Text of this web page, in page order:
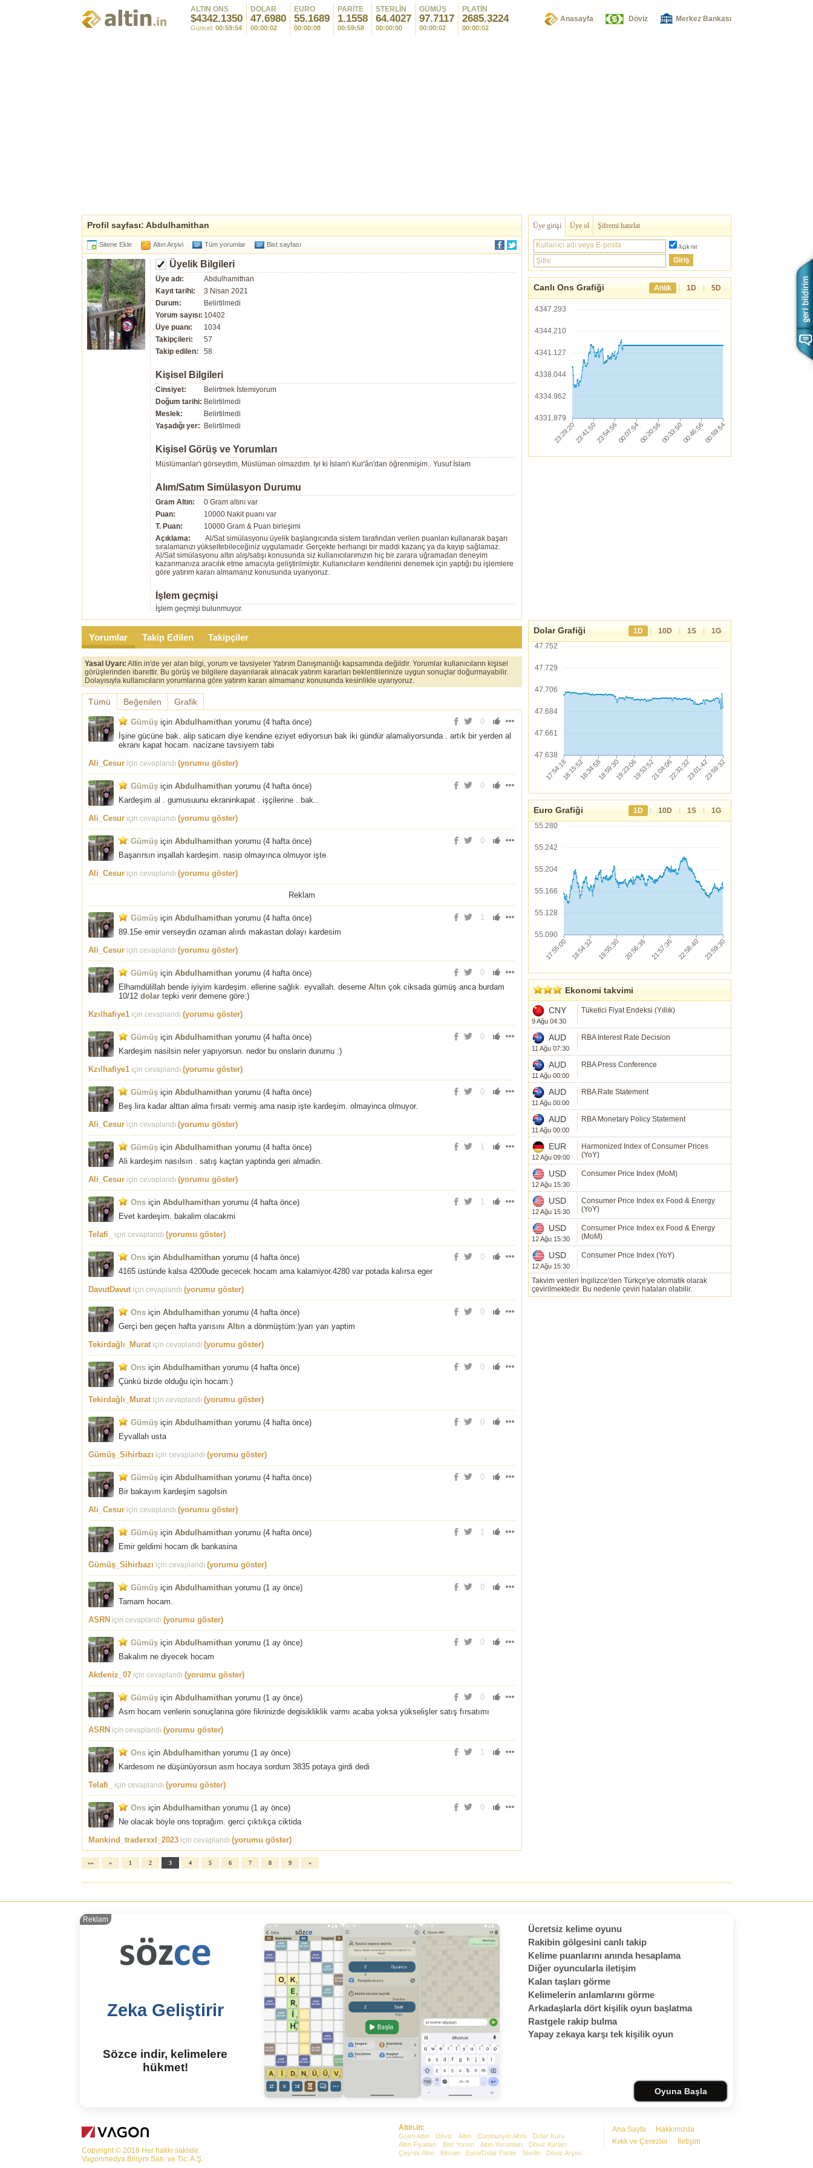
ALTIN ONS
$4342.1350
Güncel: 00:59:54
DOLAR
47.6980
00:00:02
EURO
55.1689
00:00:08
PARİTE
1.1558
00:59:58
STERLİN
64.4027
00:00:00
GÜMÜŞ
97.7117
00:00:02
PLATİN
2685.3224
00:00:02
Anasayfa Döviz Merkez Bankası
Profil sayfası: Abdulhamithan
Sitene Ekle Altın Arşivi Tüm yorumlar Bist sayfası
Üyelik Bilgileri
Üye adı:
Abdulhamithan
Kayıt tarihi:
3 Nisan 2021
Durum:
Belirtilmedi
Yorum sayısı: 10402
Üye puanı:
1034
Takipçileri:
57
Takip edilen:
58
Kişisel Bilgileri
Cinsiyet:
Belirtmek İstemiyorum
Doğum tarihi: Belirtilmedi
Meslek:
Belirtilmedi
Yaşadığı yer:
Belirtilmedi
Kişisel Görüş ve Yorumları
Müslümanlar'ı görseydim, Müslüman olmazdım. Iyi ki İslam'ı Kur'ân'dan öğrenmişim.. Yusuf İslam
Alım/Satım Simülasyon Durumu
Gram Altın:
0 Gram altını var
Puan:
10000 Nakit puanı var
T. Puan:
10000 Gram & Puan birleşimi
Açıklama:
Al/Sat simülasyonu üyelik başlangıcında sistem tarafından verilen puanları kullanarak başarı
sıralamanızı yükseltebileceğiniz uygulamadır. Gerçekte herhangi bir maddi kazanç ya da kayıp sağlamaz.
Al/Sat simülasyonu altın alış/satışı konusunda siz kullanıcılarımızın hiç bir zarara uğramadan deneyim
kazanmanıza aracılık etme amacıyla geliştirilmiştir. Kullanıcıların kendilerini denemek için yaptığı bu işlemlere
göre yatırım kararı almamanız konusunda uyarıyoruz.
İşlem geçmişi
İşlem geçmişi bulunmuyor.
Yorumlar Takip Edilen Takipçiler
Yasal Uyarı: Altin.in'de yer alan bilgi, yorum ve tavsiyeler Yatırım Danışmanlığı kapsamında değildir. Yorumlar kullanıcıların kişisel
görüşlerinden ibarettir. Bu görüş ve bilgilere dayanılarak alınacak yatırım kararları beklentilerinize uygun sonuçlar doğurmayabilir.
Dolayısıyla kullanıcıların yorumlarına göre yatırım kararı almamanız konusunda kesinlikle uyarıyoruz.
Tümü Beğenilen Grafik
0
Gümüş için Abdulhamithan yorumu (4 hafta önce)
İşine gücüne bak. alip saticam diye kendine eziyet ediyorsun bak iki gündür alamaliyorsunda . artık bir yerden al
ekranı kapat hocam. nacizane tavsiyem tabi
Ali_Cesur için cevaplandı (yorumu göster)
0
Gümüş için Abdulhamithan yorumu (4 hafta önce)
Kardeşim al . gumusuunu ekraninkapat . işçilerine . bak..
Ali_Cesur için cevaplandı (yorumu göster)
0
Gümüş için Abdulhamithan yorumu (4 hafta önce)
Başarırsın inşallah kardeşim. nasip olmayınca olmuyor işte
Ali_Cesur için cevaplandı (yorumu göster)
Reklam
1
Gümüş için Abdulhamithan yorumu (4 hafta önce)
89.15e emir verseydin ozaman alırdı makastan dolayı kardesim
Ali_Cesur için cevaplandı (yorumu göster)
0
Gümüş için Abdulhamithan yorumu (4 hafta önce)
Elhamdülillah bende iyiyim kardeşim. ellerine sağlık. eyvallah. deseme Altın çok ciksada gümüş anca burdam
10/12 dolar tepki verir demene göre:)
Kzılhafiye1 için cevaplandı (yorumu göster)
0
Gümüş için Abdulhamithan yorumu (4 hafta önce)
Kardeşim nasilsin neler yapıyorsun. nedor bu onslarin durumu :)
Kzılhafiye1 için cevaplandı (yorumu göster)
0
Gümüş için Abdulhamithan yorumu (4 hafta önce)
Beş lira kadar alttan alma fırsatı vermiş ama nasip işte kardeşim. olmayinca olmuyor.
Ali_Cesur için cevaplandı (yorumu göster)
1
Gümüş için Abdulhamithan yorumu (4 hafta önce)
Ali kardeşim nasılsın . satış kaçtan yaptinda geri almadin.
Ali_Cesur için cevaplandı (yorumu göster)
1
Ons için Abdulhamithan yorumu (4 hafta önce)
Evet kardeşim. bakalim olacakmi
Telafi_
için cevaplandı (yorumu göster)
0
Ons için Abdulhamithan yorumu (4 hafta önce)
4165 üstünde kalsa 4200ude gececek hocam ama kalamiyor.4280 var potada kalırsa eger
DavutDavutiçin cevaplandı (yorumu göster)
0
Ons için Abdulhamithan yorumu (4 hafta önce)
Gerçi ben geçen hafta yarısını Altın a dönmüştüm:)yarı yarı yaptim
Tekirdağlı_Muratiçin cevaplandı (yorumu göster)
0
Ons için Abdulhamithan yorumu (4 hafta önce)
Çünkü bizde olduğu için hocam:)
Tekirdağlı_Muratiçin cevaplandı (yorumu göster)
0
Gümüş için Abdulhamithan yorumu (4 hafta önce)
Eyvallah usta
Gümüş_Sihirbazı için cevaplandı (yorumu göster)
0
Gümüş için Abdulhamithan yorumu (4 hafta önce)
Bir bakayım kardeşim sagolsin
Ali_Cesur için cevaplandı (yorumu göster)
1
Gümüş için Abdulhamithan yorumu (4 hafta önce)
Emir geldimi hocam dk bankasina
Gümüş_Sihirbazı için cevaplandı (yorumu göster)
0
Gümüş için Abdulhamithan yorumu (1 ay önce)
Tamam hocam.
ASRN için cevaplandı (yorumu göster)
0
Gümüş için Abdulhamithan yorumu (1 ay önce)
Bakalım ne diyecek hocam
Akdeniz_07 için cevaplandı (yorumu göster)
0
Gümüş için Abdulhamithan yorumu (1 ay önce)
Asrn hocam verilerin sonuçlarına göre fikrinizde degisikliklik varmı acaba yoksa yükselişler satış fırsatımı
ASRN için cevaplandı (yorumu göster)
1
Ons için Abdulhamithan yorumu (1 ay önce)
Kardesom ne düşünüyorsun asrn hocaya sordum 3835 potaya girdi dedi
Telafi_
için cevaplandı (yorumu göster)
0
Ons için Abdulhamithan yorumu (1 ay önce)
Ne olacak böyle ons toprağım. gerci çıktıkça ciktida
Mankind_traderxxl_2023 için cevaplandı (yorumu göster)
«« « 1 2 3 4 5 6 7 8 9 »
Üye girişi Üye ol Şifremi hatırlat
Kullanıcı adı veya E-posta Açık tut
Şifre
Canlı Ons Grafiği Anlık | 1D | 5D
4347.293
4344.210
4341.127
4338.044
4334.962
4331.879
Dolar Grafiği 1D | 10D | 1S |
1G
47.752
47.729
47.706
47.684
47.661
47.638
Euro Grafiği 1D | 10D | 1S |
1G
55.280
55.242
55.204
55.166
55.128
55.090
Ekonomi takvimi
CNY
9 Ağu 04:30
Tüketici Fiyat Endeksi (Yıllık)
AUD
11 Ağu 07:30
RBA Interest Rate Decision
AUD
11 Ağu 00:00
RBA Press Conference
AUD
11 Ağu 00:00
RBA Rate Statement
AUD
11 Ağu 00:00
RBA Monetary Policy Statement
EUR
12 Ağu 09:00
Harmonized Index of Consumer Prices
(YoY)
USD
12 Ağu 15:30
Consumer Price Index (MoM)
USD
12 Ağu 15:30
Consumer Price Index ex Food & Energy
(YoY)
USD
12 Ağu 15:30
Consumer Price Index ex Food & Energy
(MoM)
USD
12 Ağu 15:30
Consumer Price Index (YoY)
Takvim verileri İngilizce'den Türkçe'ye otomatik olarak
çevirilmektedir. Bu nedenle çeviri hataları olabilir.
Zeka Geliştirir
Sözce indir, kelimelere
hükmet!
Ücretsiz kelime oyunu
Rakibin gölgesini canlı takip
Kelime puanlarını anında hesaplama
Diğer oyuncularla iletişim
Kalan taşları görme
Kelimelerin anlamlarını görme
Arkadaşlarla dört kişilik oyun başlatma
Rastgele rakip bulma
Yapay zekaya karşı tek kişilik oyun
Oyuna Başla
Reklam
Ana Sayfa
Hakkımızda
Kvkk ve Çerezler
İletişim
Altin.in:
Gram Altın Döviz Altın Cumhuriyet Altını
Dolar Kuru
Altın Fiyatları
Bist Yorum Altın Yorumları
Döviz Kurları
Çeyrek Altın
Bitcoin Euro/Dolar Parite Sterlin Döviz Arşivi
Copyright © 2018 Her hakkı saklıdır.
Vagonmedya Bilişim San. ve Tic. A.Ş.